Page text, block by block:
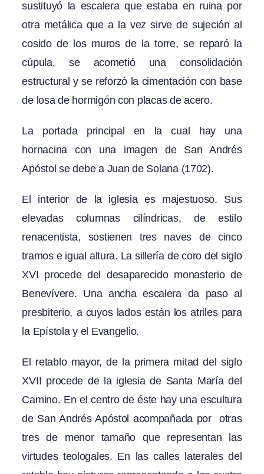
sustituyó la escalera que estaba en ruina por
otra metálica que a la vez sirve de sujeción al
cosido de los muros de la torre, se reparó la
cúpula, se acometió una consolidación
estructural y se reforzó la cimentación con base
de losa de hormigón con placas de acero.
La portada principal en la cual hay una
hornacina con una imagen de San Andrés
Apóstol se debe a Juan de Solana (1702).
El interior de la iglesia es majestuoso. Sus
elevadas columnas cilíndricas, de estilo
renacentista, sostienen tres naves de cinco
tramos e igual altura. La sillería de coro del siglo
XVI procede del desaparecido monasterio de
Benevívere. Una ancha escalera da paso al
presbiterio, a cuyos lados están los atriles para
la Epístola y el Evangelio.
El retablo mayor, de la primera mitad del siglo
XVII procede de la iglesia de Santa María del
Camino. En el centro de éste hay una escultura
de San Andrés Apóstol acompañada por otras
tres de menor tamaño que representan las
virtudes teologales. En las calles laterales del